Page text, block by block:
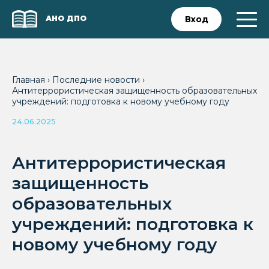
АНО ДПО Вход
Главная › Последние новости ›
Антитеррористическая защищенность образовательных
учреждений: подготовка к новому учебному году
24.06.2025
Антитеррористическая
защищенность
образовательных
учреждений: подготовка к
новому учебному году